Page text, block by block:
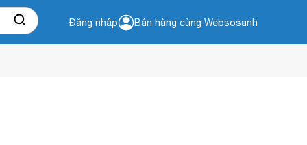
Đăng nhập Bán hàng cùng Websosanh